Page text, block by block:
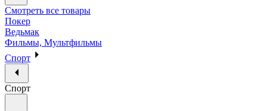
Смотреть все товары
Покер
Ведьмак
Фильмы, Мультфильмы
Спорт
Спорт